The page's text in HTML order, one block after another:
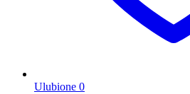
Ulubione 0